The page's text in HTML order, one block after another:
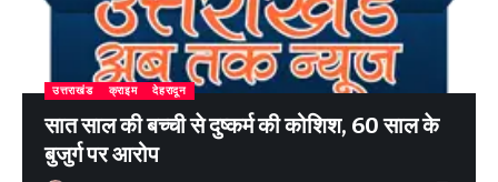
उत्तराखंड क्राइम देहरादून
सात साल की बच्ची से दुष्कर्म की कोशिश, 60 साल के
बुजुर्ग पर आरोप